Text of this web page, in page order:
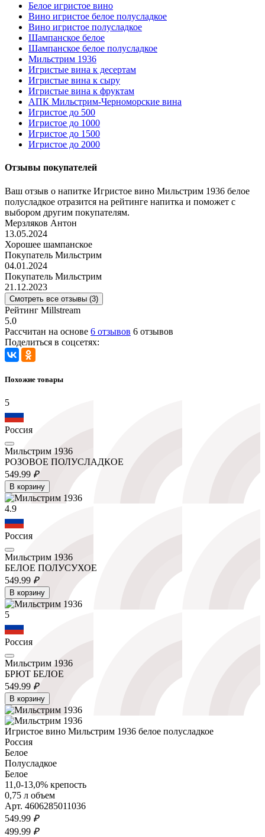
Белое игристое вино
Вино игристое белое полусладкое
Вино игристое полусладкое
Шампанское белое
Шампанское белое полусладкое
Мильстрим 1936
Игристые вина к десертам
Игристые вина к сыру
Игристые вина к фруктам
АПК Мильстрим-Черноморские вина
Игристое до 500
Игристое до 1000
Игристое до 1500
Игристое до 2000
Отзывы покупателей
Ваш отзыв о напитке Игристое вино Мильстрим 1936 белое
полусладкое отразится на рейтинге напитка и поможет с
выбором другим покупателям.
Мерзляков Антон
13.05.2024
Хорошее шампанское
Покупатель Мильстрим
04.01.2024
Покупатель Мильстрим
21.12.2023
Смотреть все отзывы (3)
Рейтинг Millstream
5.0
Рассчитан на основе 6 отзывов 6 отзывов
Поделиться в соцсетях:
Похожие товары
5
Россия
Мильстрим 1936
РОЗОВОЕ ПОЛУСЛАДКОЕ
549.99 ₽
В корзину
4.9
Россия
Мильстрим 1936
БЕЛОЕ ПОЛУСУХОЕ
549.99 ₽
В корзину
5
Россия
Мильстрим 1936
БРЮТ БЕЛОЕ
549.99 ₽
В корзину
Игристое вино Мильстрим 1936 белое полусладкое
Россия
Белое
Полусладкое
Белое
11,0-13,0% крепость
0,75 л объем
Арт. 4606285011036
549.99 ₽
499.99 ₽